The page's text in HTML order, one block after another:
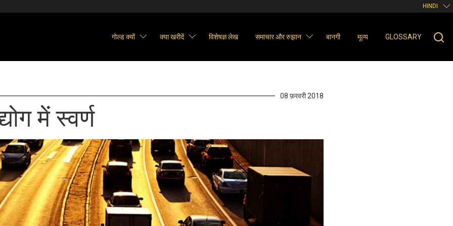
HINDI
गोल्ड क्यों क्या खरीदें विशेषज्ञ लेख समाचार और रुझान बानगी मूल्य GLOSSARY
08 फ़रवरी 2018
में स्वर्ण